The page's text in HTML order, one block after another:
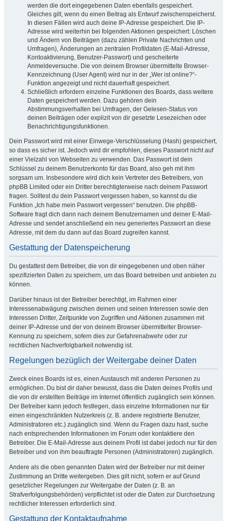
werden die dort eingegebenen Daten ebenfalls gespeichert.
Gleiches gilt, wenn du einen Beitrag als Entwurf zwischenspeicherst.
In diesen Fällen wird auch deine IP-Adresse gespeichert. Die IP-
Adresse wird weiterhin bei folgenden Aktionen gespeichert: Löschen
und Ändern von Beiträgen (dazu zählen Private Nachrichten und
Umfragen), Änderungen an zentralen Profildaten (E-Mail-Adresse,
Kontoaktivierung, Benutzer-Passwort) und gescheiterte
Anmeldeversuche. Die von deinem Browser übermittelte Browser-
Kennzeichnung (User Agent) wird nur in der „Wer ist online?“-
Funktion angezeigt und nicht dauerhaft gespeichert.
Schließlich erfordern einzelne Funktionen des Boards, dass weitere
Daten gespeichert werden. Dazu gehören dein
Abstimmungsverhalten bei Umfragen, der Gelesen-Status von
deinen Beiträgen oder explizit von dir gesetzte Lesezeichen oder
Benachrichtigungsfunktionen.
Dein Passwort wird mit einer Einwege-Verschlüsselung (Hash) gespeichert,
so dass es sicher ist. Jedoch wird dir empfohlen, dieses Passwort nicht auf
einer Vielzahl von Webseiten zu verwenden. Das Passwort ist dein
Schlüssel zu deinem Benutzerkonto für das Board, also geh mit ihm
sorgsam um. Insbesondere wird dich kein Vertreter des Betreibers, von
phpBB Limited oder ein Dritter berechtigterweise nach deinem Passwort
fragen. Solltest du dein Passwort vergessen haben, so kannst du die
Funktion „Ich habe mein Passwort vergessen“ benutzen. Die phpBB-
Software fragt dich dann nach deinem Benutzernamen und deiner E-Mail-
Adresse und sendet anschließend ein neu generiertes Passwort an diese
Adresse, mit dem du dann auf das Board zugreifen kannst.
Gestattung der Datenspeicherung
Du gestattest dem Betreiber, die von dir eingegebenen und oben näher
spezifizierten Daten zu speichern, um das Board betreiben und anbieten zu
können.
Darüber hinaus ist der Betreiber berechtigt, im Rahmen einer
Interessenabwägung zwischen deinen und seinen Interessen sowie den
Interessen Dritter, Zeitpunkte von Zugriffen und Aktionen zusammen mit
deiner IP-Adresse und der von deinem Browser übermittelter Browser-
Kennung zu speichern, sofern dies zur Gefahrenabwehr oder zur
rechtlichen Nachverfolgbarkeit notwendig ist.
Regelungen bezüglich der Weitergabe deiner Daten
Zweck eines Boards ist es, einen Austausch mit anderen Personen zu
ermöglichen. Du bist dir daher bewusst, dass die Daten deines Profils und
die von dir erstellten Beiträge im Internet öffentlich zugänglich sein können.
Der Betreiber kann jedoch festlegen, dass einzelne Informationen nur für
einen eingeschränkten Nutzerkreis (z. B. andere registrierte Benutzer,
Administratoren etc.) zugänglich sind. Wenn du Fragen dazu hast, suche
nach entsprechenden Informationen im Forum oder kontaktiere den
Betreiber. Die E-Mail-Adresse aus deinem Profil ist dabei jedoch nur für den
Betreiber und von ihm beauftragte Personen (Administratoren) zugänglich.
Andere als die oben genannten Daten wird der Betreiber nur mit deiner
Zustimmung an Dritte weitergeben. Dies gilt nicht, sofern er auf Grund
gesetzlicher Regelungen zur Weitergabe der Daten (z. B. an
Strafverfolgungsbehörden) verpflichtet ist oder die Daten zur Durchsetzung
rechtlicher Interessen erforderlich sind.
Gestattung der Kontaktaufnahme